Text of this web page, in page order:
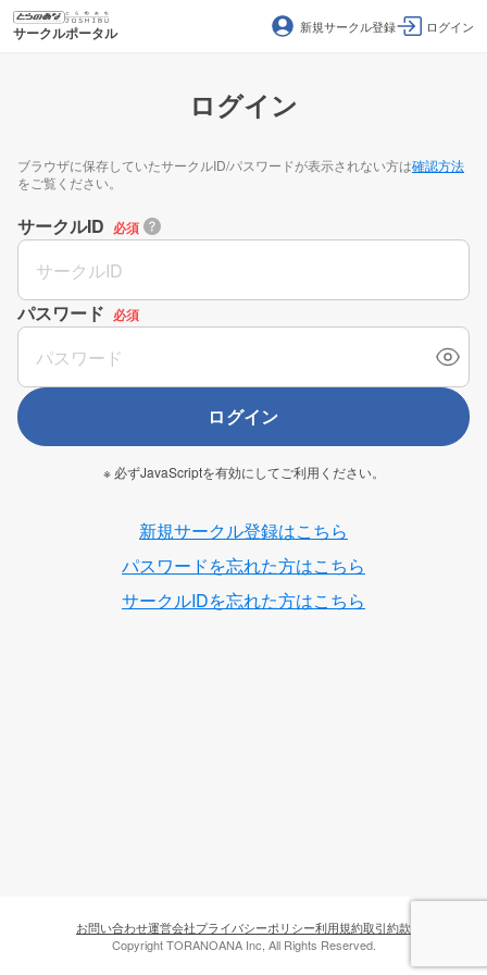
サークルポータル 新規サークル登録 ログイン
ログイン
ブラウザに保存していたサークルID/パスワードが表示されない方は確認方法
をご覧ください。
サークルID 必須
パスワード 必須
ログイン
※ 必ずJavaScriptを有効にしてご利用ください。
新規サークル登録はこちら
パスワードを忘れた方はこちら
サークルIDを忘れた方はこちら
お問い合わせ運営会社プライバシーポリシー利用規約取引約款
Copyright TORANOANA Inc, All Rights Reserved.